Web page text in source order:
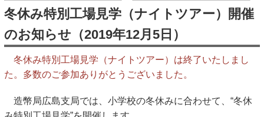
造幣局について
造幣事業を知る
貨幣を知る
造幣局を楽しむ
冬休み特別工場見学（ナイトツアー）開催
のお知らせ（2019年12月5日）
冬休み特別工場見学（ナイトツアー）は終了いたしまし
た。多数のご参加ありがとうございました。
造幣局広島支局では、小学校の冬休みに合わせて、“冬休